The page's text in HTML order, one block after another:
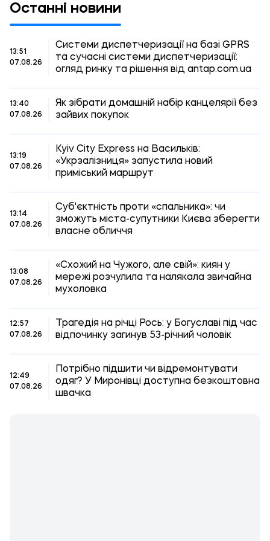
Останні новини
13:51
07.08.26
Системи диспетчеризації на базі GPRS
та сучасні системи диспетчеризації:
огляд ринку та рішення від antap.com.ua
13:40
07.08.26
Як зібрати домашній набір канцелярії без
зайвих покупок
13:19
07.08.26
Kyiv City Express на Васильків:
«Укрзалізниця» запустила новий
приміський маршрут
13:14
07.08.26
Суб'єктність проти «спальника»: чи
зможуть міста-супутники Києва зберегти
власне обличчя
13:08
07.08.26
«Схожий на Чужого, але свій»: киян у
мережі розчулила та налякала звичайна
мухоловка
12:57
07.08.26
Трагедія на річці Рось: у Богуславі під час
відпочинку загинув 53-річний чоловік
12:49
07.08.26
Потрібно підшити чи відремонтувати
одяг? У Миронівці доступна безкоштовна
швачка